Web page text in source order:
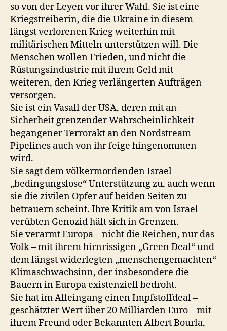
so von der Leyen vor ihrer Wahl. Sie ist eine
Kriegstreiberin, die die Ukraine in diesem
längst verlorenen Krieg weiterhin mit
militärischen Mitteln unterstützen will. Die
Menschen wollen Frieden, und nicht die
Rüstungsindustrie mit ihrem Geld mit
weiteren, den Krieg verlängerten Aufträgen
versorgen.
Sie ist ein Vasall der USA, deren mit an
Sicherheit grenzender Wahrscheinlichkeit
begangener Terrorakt an den Nordstream-
Pipelines auch von ihr feige hingenommen
wird.
Sie sagt dem völkermordenden Israel
„bedingungslose“ Unterstützung zu, auch wenn
sie die zivilen Opfer auf beiden Seiten zu
betrauern scheint. Ihre Kritik am von Israel
verübten Genozid hält sich in Grenzen.
Sie verarmt Europa – nicht die Reichen, nur das
Volk – mit ihrem hirnrissigen „Green Deal“ und
dem längst widerlegten „menschengemachten“
Klimaschwachsinn, der insbesondere die
Bauern in Europa existenziell bedroht.
Sie hat im Alleingang einen Impfstoffdeal –
geschätzter Wert über 20 Milliarden Euro – mit
ihrem Freund oder Bekannten Albert Bourla,